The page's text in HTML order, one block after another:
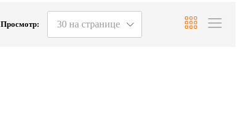
Просмотр: 30 на странице